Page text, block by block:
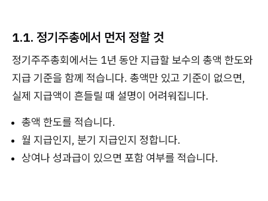
1.1. 정기주총에서 먼저 정할 것
정기주주총회에서는 1년 동안 지급할 보수의 총액 한도와
지급 기준을 함께 적습니다. 총액만 있고 기준이 없으면,
실제 지급액이 흔들릴 때 설명이 어려워집니다.
총액 한도를 적습니다.
월 지급인지, 분기 지급인지 정합니다.
상여나 성과급이 있으면 포함 여부를 적습니다.